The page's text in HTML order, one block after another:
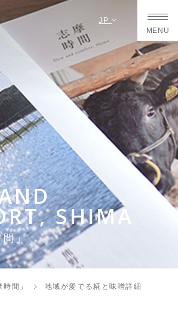
JP
MENU
SHIMA
間」
間」 地域が愛でる糀と味噌詳細